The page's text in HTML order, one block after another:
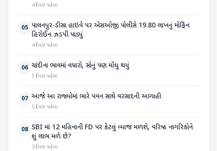
4 દિવસ પહેલા
05 પાલનપુર-ડીસા હાઇવે પર એસઓજી પોલીસે 19.80 લાખનું મોર્ફિન
હિરોઈન ઝડપી પાડ્યું
4 દિવસ પહેલા
06 ચાંદીના ભાવમાં વધારો, સોનું પણ મોંઘુ થયું
5 દિવસ પહેલા
07 આજે આ રાજ્યોમાં ભારે પવન સાથે વરસાદની આગાહી
5 દિવસ પહેલા
08 SBI માં 12 મહિનાની FD પર કેટલું વ્યાજ મળશે, વરિષ્ઠ નાગરિકોને
શું લાભ મળે છે?
3 દિવસ પહેલા